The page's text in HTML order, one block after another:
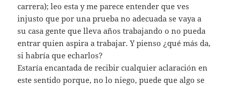
carrera); leo esta y me parece entender que ves
injusto que por una prueba no adecuada se vaya a
su casa gente que lleva años trabajando o no pueda
entrar quien aspira a trabajar. Y pienso ¿qué más da,
si habría que echarlos?
Estaría encantada de recibir cualquier aclaración en
este sentido porque, no lo niego, puede que algo se